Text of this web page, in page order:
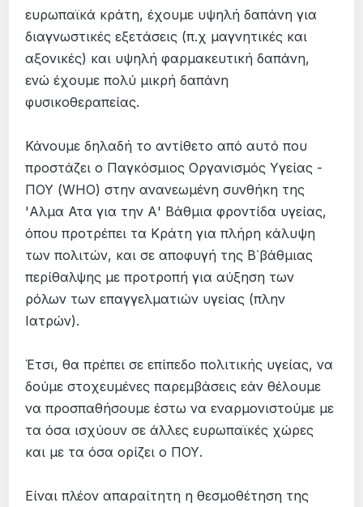
ευρωπαϊκά κράτη, έχουμε υψηλή δαπάνη για
διαγνωστικές εξετάσεις (π.χ μαγνητικές και
αξονικές) και υψηλή φαρμακευτική δαπάνη,
ενώ έχουμε πολύ μικρή δαπάνη
φυσικοθεραπείας.
Κάνουμε δηλαδή το αντίθετο από αυτό που
προστάζει ο Παγκόσμιος Οργανισμός Υγείας -
ΠΟΥ (WHO) στην ανανεωμένη συνθήκη της
'Αλμα Ατα για την Α' Βάθμια φροντίδα υγείας,
όπου προτρέπει τα Κράτη για πλήρη κάλυψη
των πολιτών, και σε αποφυγή της Β΄βάθμιας
περίθαλψης με προτροπή για αύξηση των
ρόλων των επαγγελματιών υγείας (πλην
Ιατρών).
Έτσι, θα πρέπει σε επίπεδο πολιτικής υγείας, να
δούμε στοχευμένες παρεμβάσεις εάν θέλουμε
να προσπαθήσουμε έστω να εναρμονιστούμε με
τα όσα ισχύουν σε άλλες ευρωπαϊκές χώρες
και με τα όσα ορίζει ο ΠΟΥ.
Είναι πλέον απαραίτητη η θεσμοθέτηση της